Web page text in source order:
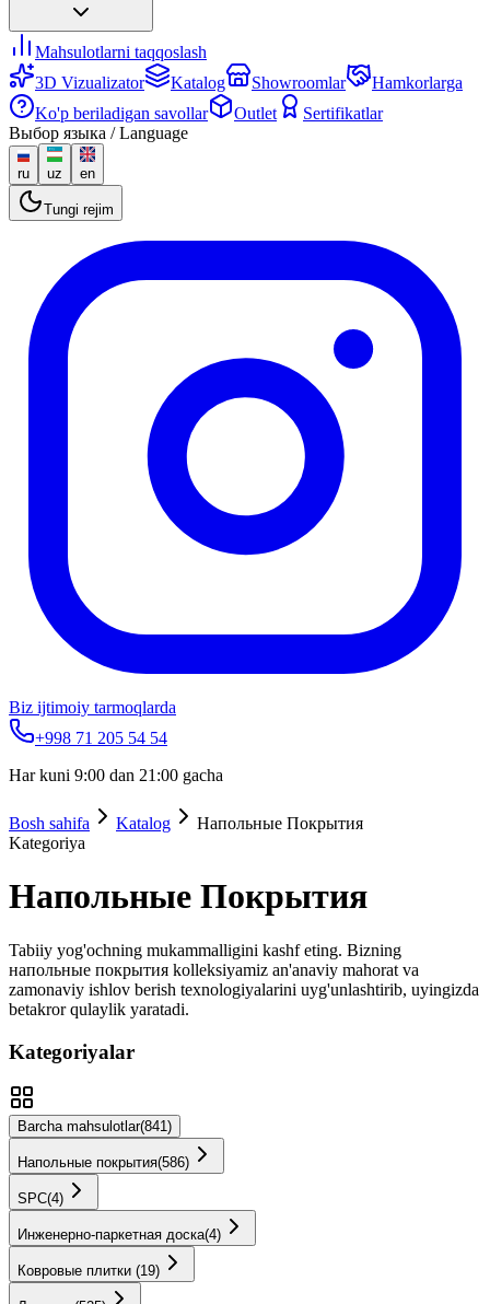
Mahsulotlarni taqqoslash
3D Vizualizator
Katalog Showroomlar
Hamkorlarga
Ko'p beriladigan savollar
Outlet
Sertifikatlar
Выбор языка / Language
ru uz en
Tungi rejim
Biz ijtimoiy tarmoqlarda
+998 71 205 54 54
Har kuni 9:00 dan 21:00 gacha
Bosh sahifa Katalog
Напольные Покрытия
Kategoriya
Напольные Покрытия
Tabiiy yog'ochning mukammalligini kashf eting. Bizning
напольные покрытия kolleksiyamiz an'anaviy mahorat va
zamonaviy ishlov berish texnologiyalarini uyg'unlashtirib, uyingizda
betakror qulaylik yaratadi.
Kategoriyalar
Barcha mahsulotlar(841)
Напольные покрытия(586)
SPС(4)
Инженерно-паркетная доска(4)
Ковровые плитки (19)